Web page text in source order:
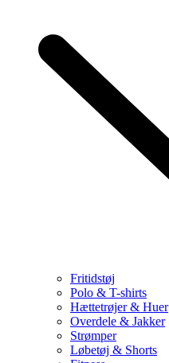
Fritidstøj
Polo & T-shirts
Hættetrøjer & Huer
Overdele & Jakker
Strømper
Løbetøj & Shorts